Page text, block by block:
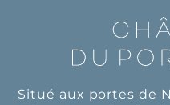
Situé aux portes de